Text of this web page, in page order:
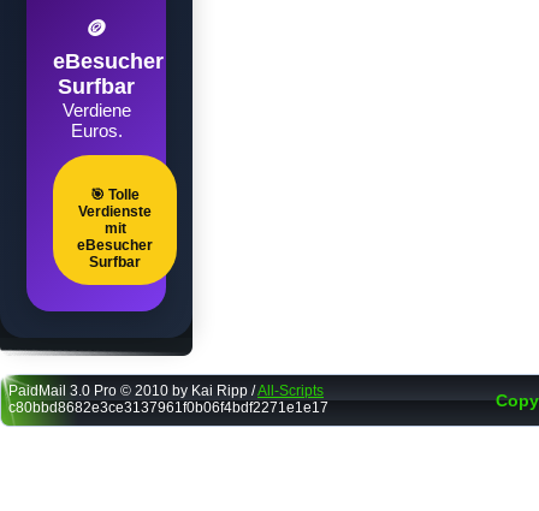
🪙
eBesucher
Surfbar
Verdiene
Euros.
🎯 Tolle
Verdienste
mit
eBesucher
Surfbar
PaidMail 3.0 Pro © 2010 by Kai Ripp /All-Scripts
c80bbd8682e3ce3137961f0b06f4bdf2271e1e17